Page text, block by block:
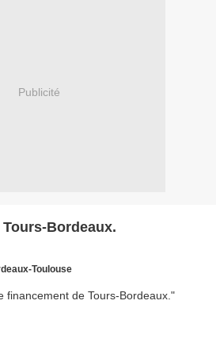
Publicité
Bordeaux.
Toulouse